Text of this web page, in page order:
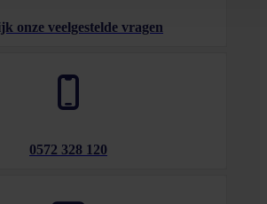
onze veelgestelde vragen
0572 328 120